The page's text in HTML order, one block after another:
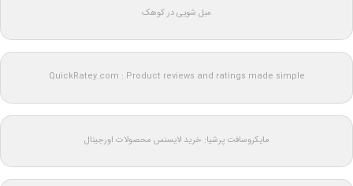
مبل شویی در کوهک
QuickRatey.com : Product reviews and ratings made simple
مایکروسافت پرشیا: خرید لایسنس محصولات اورجینال